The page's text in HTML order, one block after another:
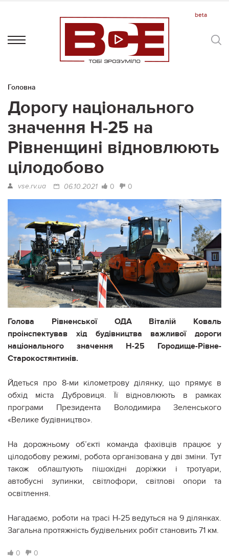
Головна
Дорогу національного
значення Н-25 на
Рівненщині відновлюють
цілодобово
vse.rv.ua 06.10.2021 0 0
Голова Рівненської ОДА Віталій Коваль
проінспектував хід будівництва важливої дороги
національного значення Н-25 Городище-Рівне-
Старокостянтинів.
Йдеться про 8-ми кілометрову ділянку, що прямує в
обхід міста Дубровиця. Її відновлюють в рамках
програми Президента Володимира Зеленського
«Велике будівництво».
На дорожньому об’єкті команда фахівців працює у
цілодобову режимі, робота організована у дві зміни. Тут
також облаштують пішохідні доріжки і тротуари,
автобусні зупинки, світлофори, світлові опори та
освітлення.
Нагадаємо, роботи на трасі Н-25 ведуться на 9 ділянках.
Загальна протяжність будівельних робіт становить 71 км.
0 0